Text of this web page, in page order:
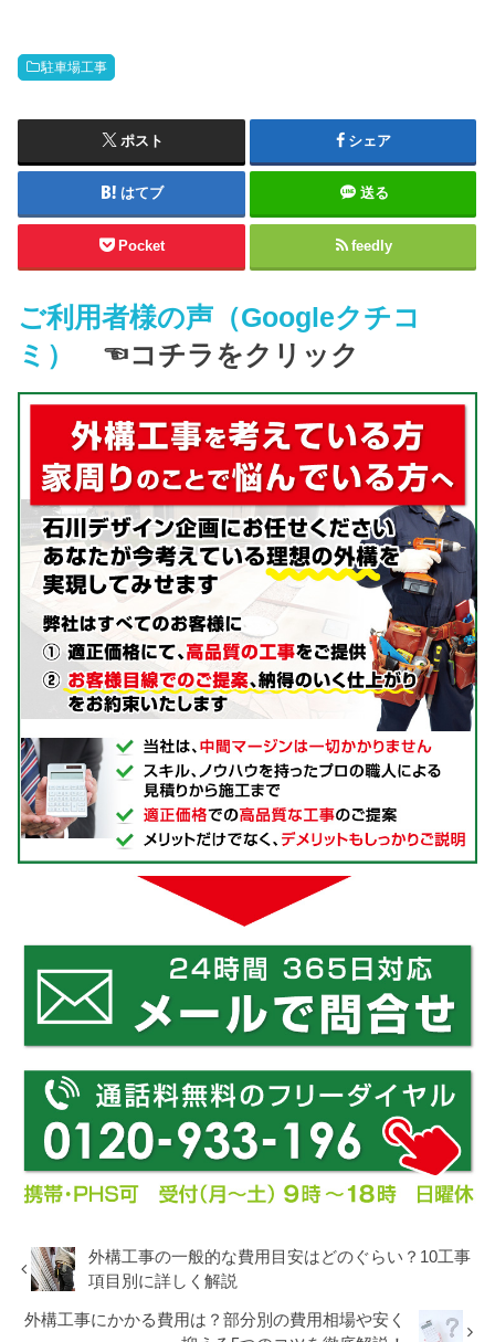
駐車場工事
ポスト シェア
はてブ 送る
Pocket feedly
ご利用者様の声（Googleクチコ
ミ）
☜コチラをクリック
外構工事の一般的な費用目安はどのぐらい？10工事
項目別に詳しく解説
外構工事にかかる費用は？部分別の費用相場や安く